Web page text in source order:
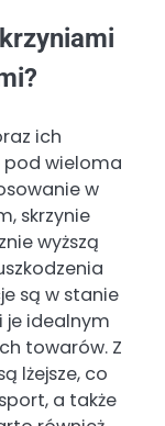
ich
pod wieloma
w
skrzynie
wyższą
są w stanie
je idealnym
towarów. Z
lżejsze, co
a także